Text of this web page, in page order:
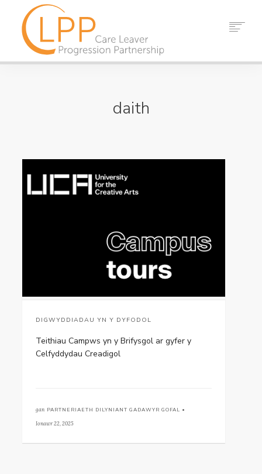
daith
DIGWYDDIADAU YN Y DYFODOL
Teithiau Campws yn y Brifysgol ar gyfer y
Celfyddydau Creadigol
gan PARTNERIAETH DILYNIANT GADAWYR GOFAL •
Ionawr 22, 2025